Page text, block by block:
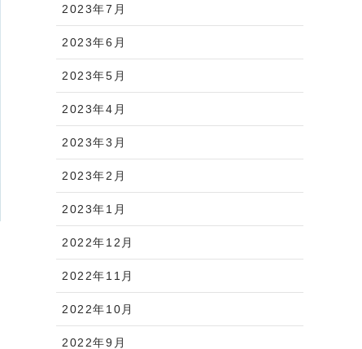
2023年7月
2023年6月
2023年5月
2023年4月
2023年3月
2023年2月
2023年1月
2022年12月
2022年11月
2022年10月
2022年9月